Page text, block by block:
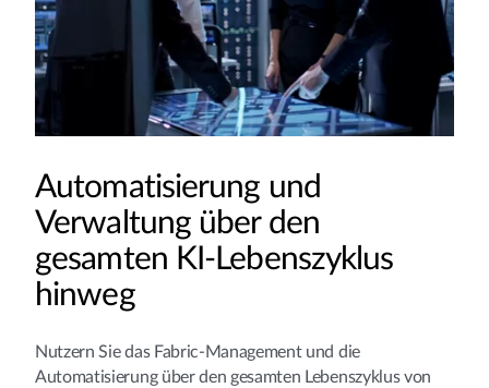
Automatisierung und
Verwaltung über den
gesamten KI-Lebenszyklus
hinweg
Nutzern Sie das Fabric-Management und die
Automatisierung über den gesamten Lebenszyklus von